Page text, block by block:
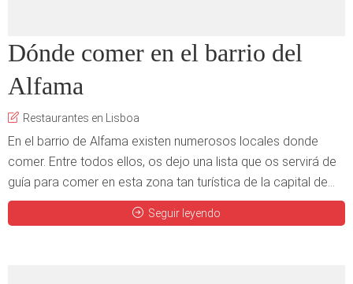
Dónde comer en el barrio del
Alfama
Restaurantes en Lisboa
En el barrio de Alfama existen numerosos locales donde
comer. Entre todos ellos, os dejo una lista que os servirá de
guía para comer en esta zona tan turística de la capital de...
Seguir leyendo